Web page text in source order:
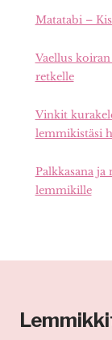
Matatabi –
Vaellus
retkelle
Vinkit
lemmikistäsi
Palkkasana
lemmikille